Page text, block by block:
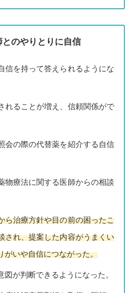
とのやりとりに自信
信を持って答えられるようにな
れることが増え、信頼関係がで
会の際の代替薬を紹介する自信
物療法に関する医師からの相談
ら治療方針や目の前の困ったこ
され、提案した内容がうまくい
がいや自信につながった。
図が判断できるようになった。